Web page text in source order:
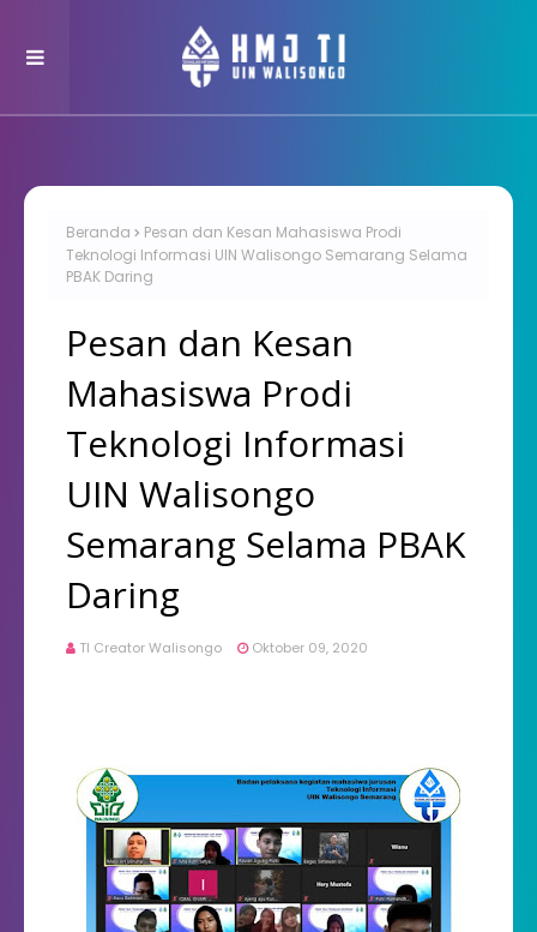
Beranda
Pesan dan Kesan Mahasiswa Prodi
Teknologi Informasi UIN Walisongo Semarang Selama
PBAK Daring
Pesan dan Kesan
Mahasiswa Prodi
Teknologi Informasi
UIN Walisongo
Semarang Selama PBAK
Daring
TI Creator Walisongo Oktober 09, 2020